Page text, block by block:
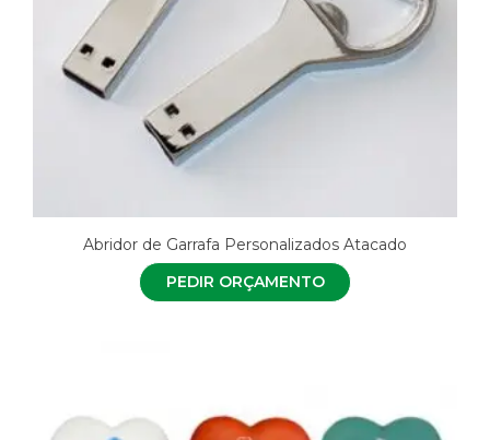
Abridor de Garrafa Personalizados Atacado
PEDIR ORÇAMENTO